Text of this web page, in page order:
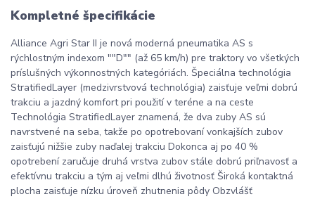
Kompletné špecifikácie
Alliance Agri Star II je nová moderná pneumatika AS s
rýchlostným indexom ""D"" (až 65 km/h) pre traktory vo všetkých
príslušných výkonnostných kategóriách. Špeciálna technológia
StratifiedLayer (medzivrstvová technológia) zaisťuje veľmi dobrú
trakciu a jazdný komfort pri použití v teréne a na ceste
Technológia StratifiedLayer znamená, že dva zuby AS sú
navrstvené na seba, takže po opotrebovaní vonkajších zubov
zaisťujú nižšie zuby naďalej trakciu Dokonca aj po 40 %
opotrebení zaručuje druhá vrstva zubov stále dobrú priľnavosť a
efektívnu trakciu a tým aj veľmi dlhú životnosť Široká kontaktná
plocha zaisťuje nízku úroveň zhutnenia pôdy Obzvlášť